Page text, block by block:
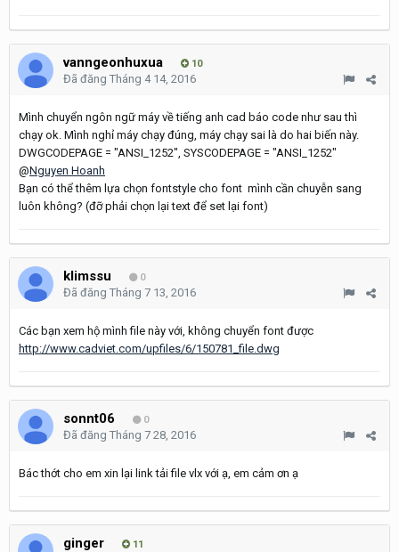
vanngeonhuxua 10
Đã đăng Tháng 4 14, 2016
Mình chuyển ngôn ngữ máy về tiếng anh cad báo code như sau thì
chạy ok. Mình nghỉ máy chạy đúng, máy chạy sai là do hai biến này.
DWGCODEPAGE = "ANSI_1252", SYSCODEPAGE = "ANSI_1252"
@Nguyen Hoanh
Bạn có thể thêm lựa chọn fontstyle cho font mình cần chuyễn sang
luôn không? (đỡ phải chọn lại text để set lại font)
klimssu 0
Đã đăng Tháng 7 13, 2016
Các bạn xem hộ mình file này với, không chuyển font được
http://www.cadviet.com/upfiles/6/150781_file.dwg
sonnt06 0
Đã đăng Tháng 7 28, 2016
Bác thớt cho em xin lại link tải file vlx với ạ, em cảm ơn ạ
ginger 11